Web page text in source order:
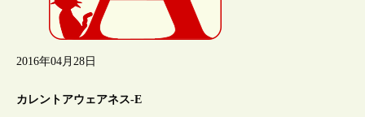
2016年04月28日
カレントアウェアネス-E